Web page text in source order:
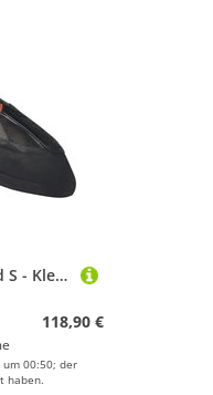
Black Diamond Method S - Kletterschuhe
118,90 €
00:50; der
haben.